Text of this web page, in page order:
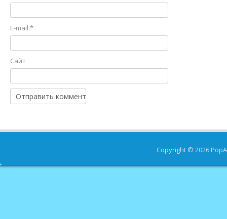
E-mail *
Сайт
Copyright © 2026